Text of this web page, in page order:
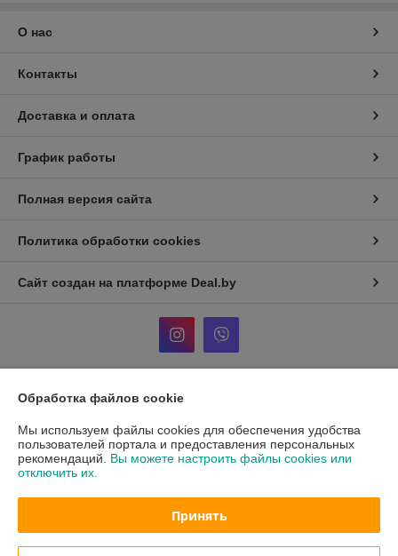
О нас
Контакты
Доставка и оплата
График работы
Полная версия сайта
Политика обработки cookies
Сайт создан на платформе Deal.by
Информация для покупателя
Индивидуальный предприниматель:Кузнецов Александр
Александрович
ул. Тикоцкого д2, кв52
району г. Минска
Обработка файлов cookie
Мы используем файлы cookies для обеспечения удобства
пользователей портала и предоставления персональных
рекомендаций. Вы можете настроить файлы cookies или
отключить их.
Принять